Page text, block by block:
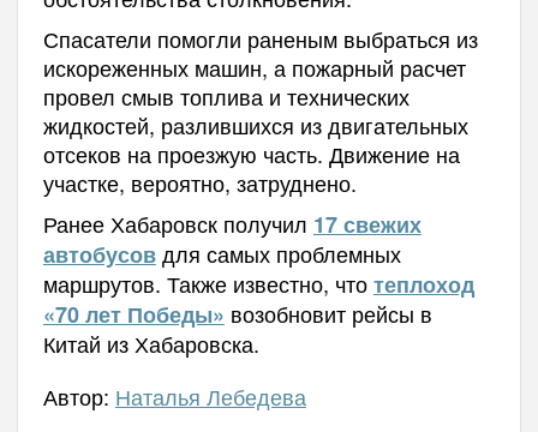
Спасатели помогли раненым выбраться из
искореженных машин, а пожарный расчет
провел смыв топлива и технических
жидкостей, разлившихся из двигательных
отсеков на проезжую часть. Движение на
участке, вероятно, затруднено.
Ранее Хабаровск получил 17 свежих
автобусовдля самых проблемных
маршрутов. Также известно, чтотеплоход
«70 лет Победы» возобновит рейсы в
Китай из Хабаровска.
Автор: Наталья Лебедева